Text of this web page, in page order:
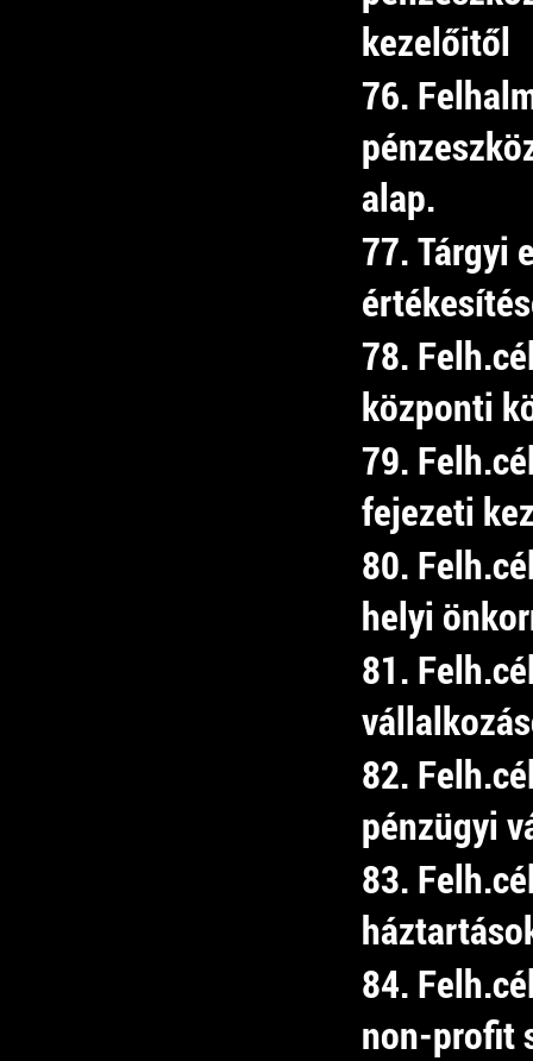
kezelőitől
76.
alap.
77. Tárgyi
78.
központi
79.
fejezeti
80.
helyi
81.
82.
pénzügyi
83.
84.
non-profit